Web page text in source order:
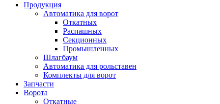
Продукция
Автоматика для ворот
Откатных
Распашных
Секционных
Промышленных
Шлагбаум
Автоматика для рольставен
Комплекты для ворот
Запчасти
Ворота
Откатные